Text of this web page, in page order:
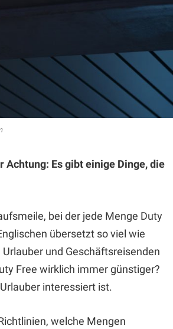
Achtung: Es gibt einige Dinge, die
bei der jede Menge Duty
übersetzt so viel wie
und Geschäftsreisenden
Free wirklich immer günstiger?
interessiert ist.
welche Mengen